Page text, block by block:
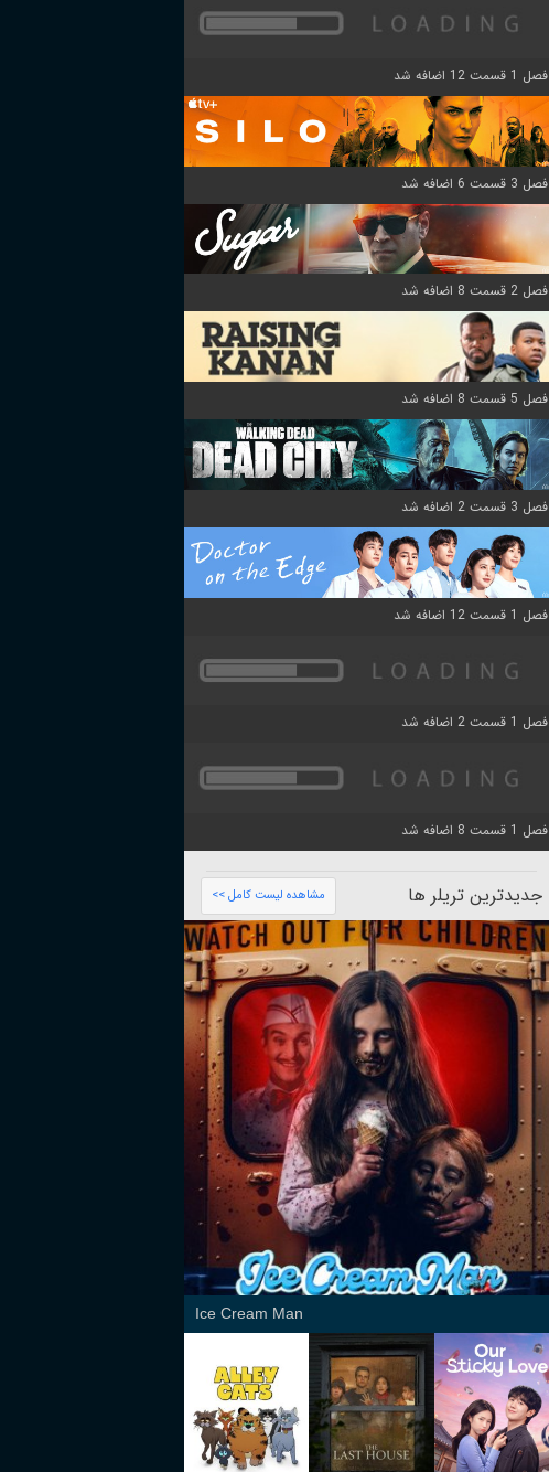
فصل 1 قسمت 12 اضافه شد
فصل 3 قسمت 6 اضافه شد
فصل 2 قسمت 8 اضافه شد
فصل 5 قسمت 8 اضافه شد
فصل 3 قسمت 2 اضافه شد
فصل 1 قسمت 12 اضافه شد
فصل 1 قسمت 2 اضافه شد
فصل 1 قسمت 8 اضافه شد
جدیدترین تریلر ها مشاهده لیست کامل >>
Ice Cream Man